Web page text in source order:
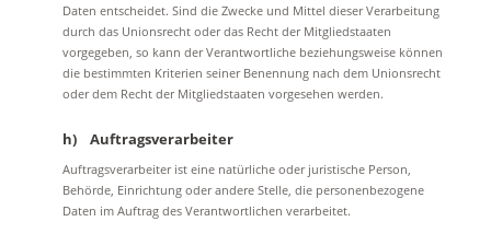
Daten entscheidet. Sind die Zwecke und Mittel dieser Verarbeitung
durch das Unionsrecht oder das Recht der Mitgliedstaaten
vorgegeben, so kann der Verantwortliche beziehungsweise können
die bestimmten Kriterien seiner Benennung nach dem Unionsrecht
oder dem Recht der Mitgliedstaaten vorgesehen werden.
h) Auftragsverarbeiter
Auftragsverarbeiter ist eine natürliche oder juristische Person,
Behörde, Einrichtung oder andere Stelle, die personenbezogene
Daten im Auftrag des Verantwortlichen verarbeitet.